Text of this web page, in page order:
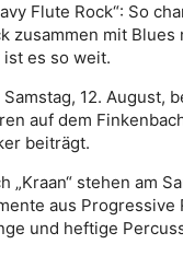
Flute Rock“: So
zusammen mit
ist es so weit.
Samstag, 12. August,
auf dem
beiträgt.
„Kraan“ stehen am
aus Progressive
und heftige